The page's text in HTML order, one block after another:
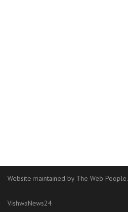
Website maintained by The Web People.
VishwaNews24